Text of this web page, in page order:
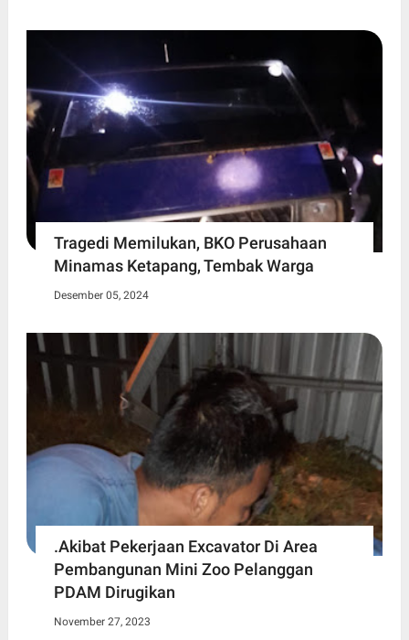
Tragedi Memilukan, BKO Perusahaan
Minamas Ketapang, Tembak Warga
Desember 05, 2024
.Akibat Pekerjaan Excavator Di Area
Pembangunan Mini Zoo Pelanggan
PDAM Dirugikan
November 27, 2023